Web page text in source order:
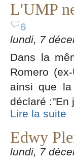
L'UMP
6
lundi, 7
Dans la
Romero
ainsi que
déclaré :"En
Lire la suite
Edwy
lundi, 7